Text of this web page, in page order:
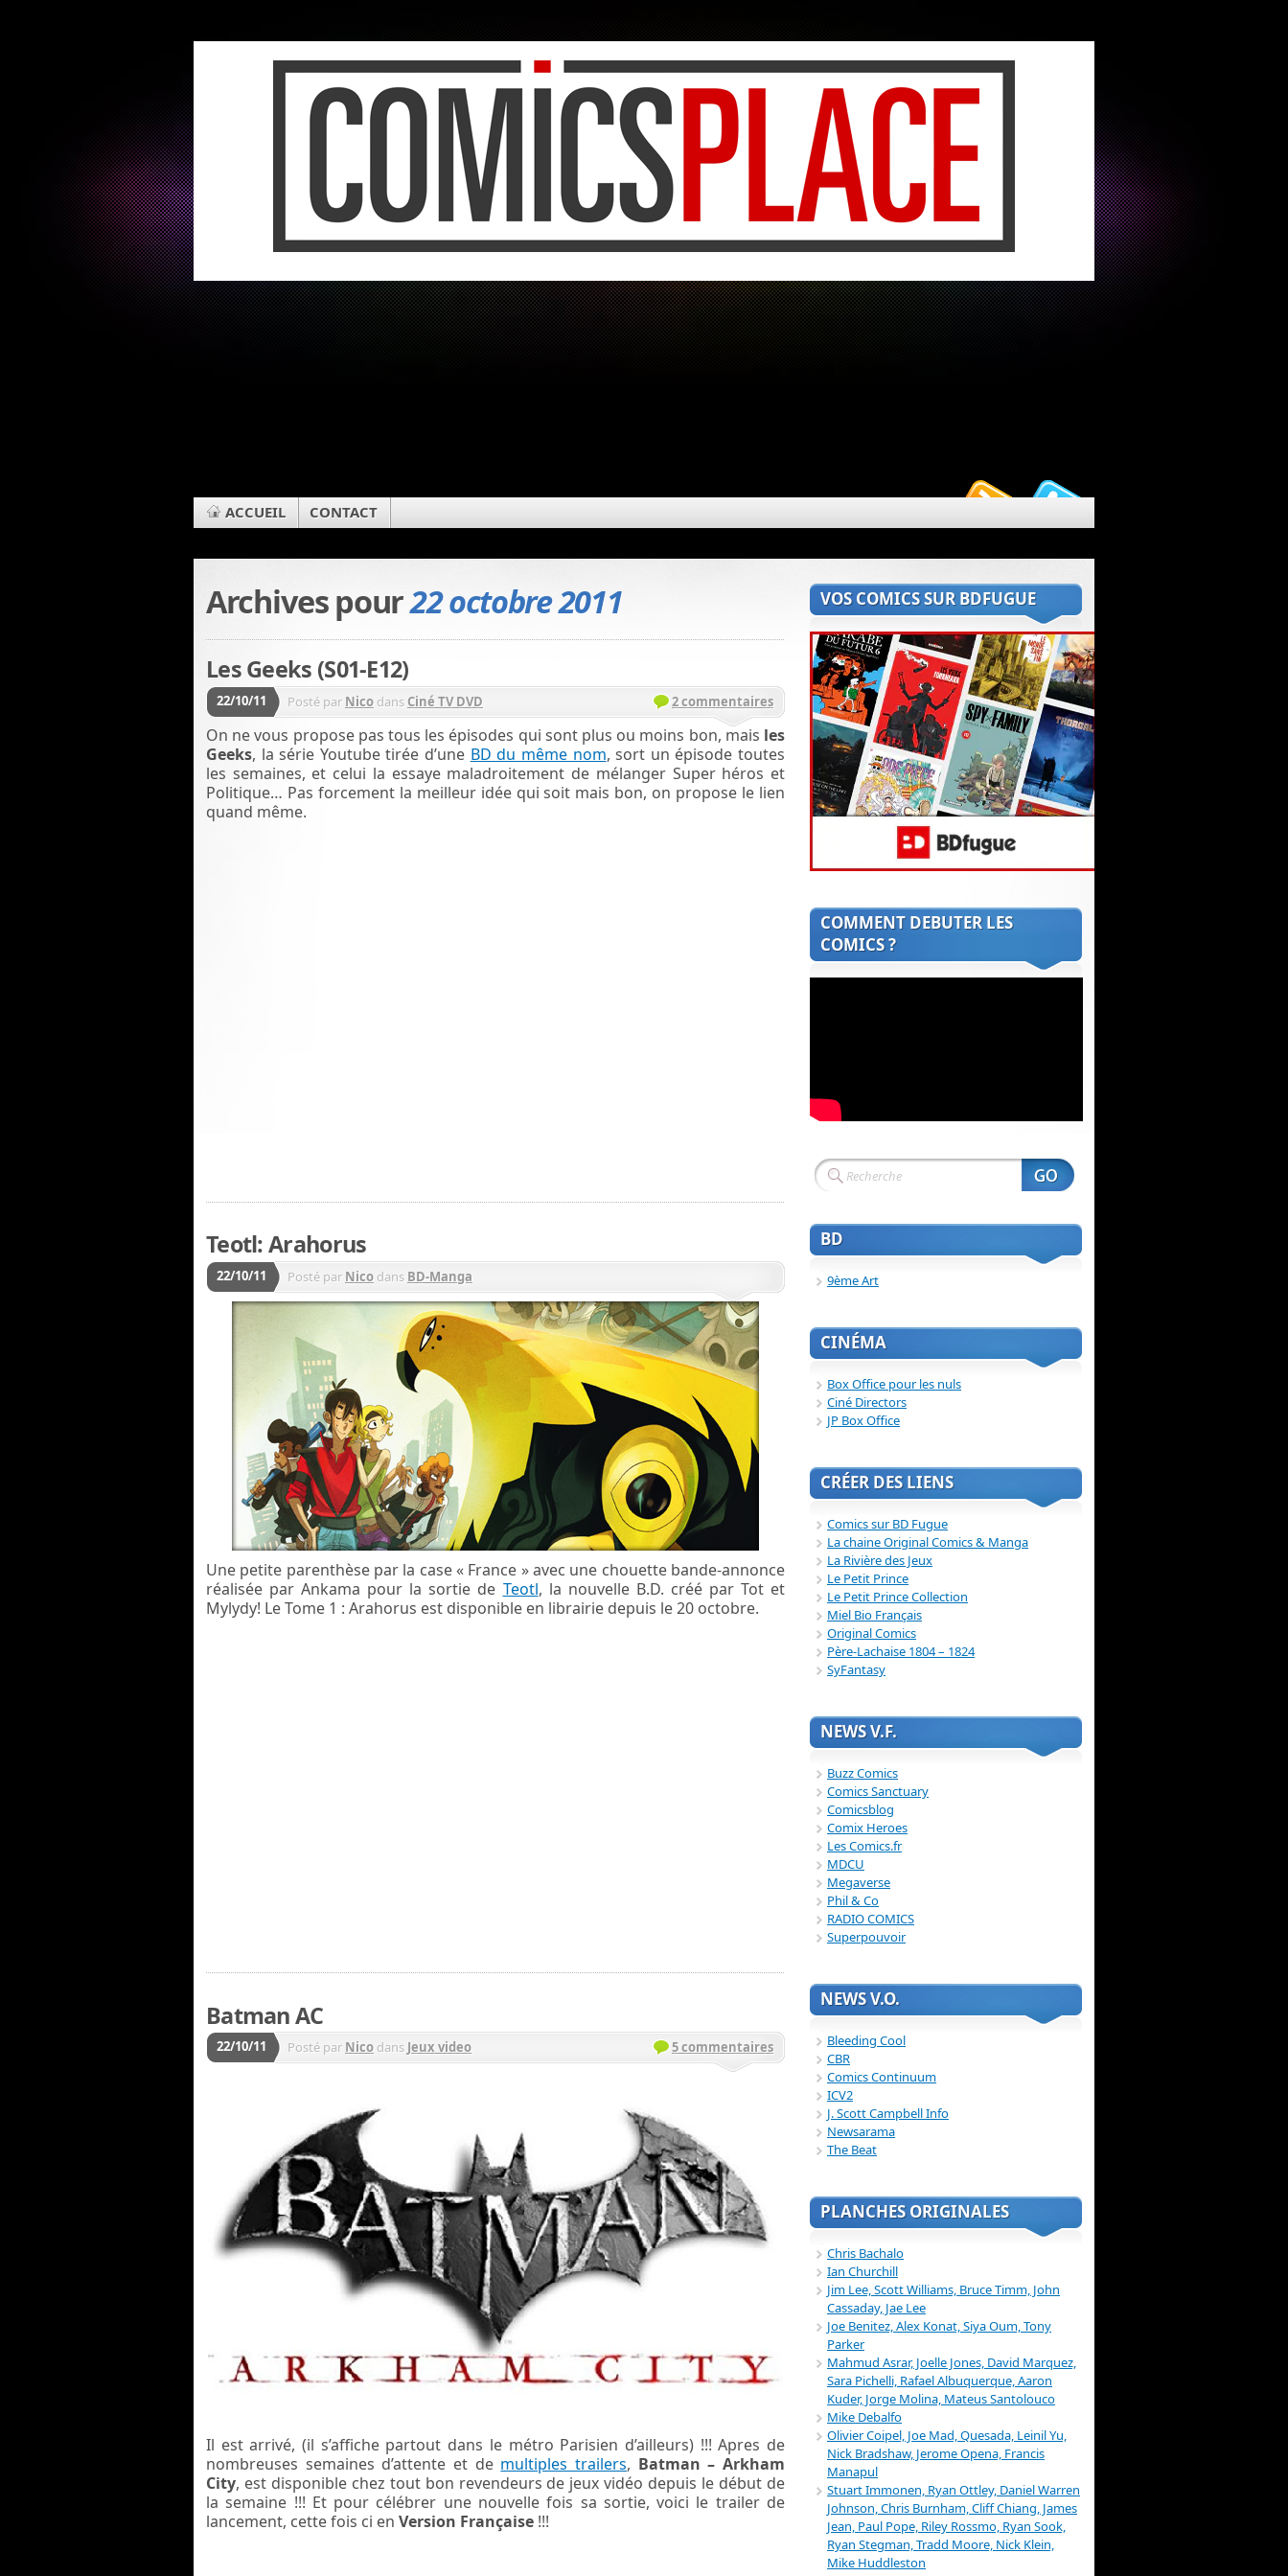
ACCUEIL CONTACT
Archives pour22 octobre 2011
Les Geeks (S01-E12)
22/10/11 Posté par Nico dans Ciné TV DVD 2 commentaires
On ne vous propose pas tous les épisodes qui sont plus ou moins bon, mais les
Geeks, la série Youtube tirée d’une BD du même nom, sort un épisode toutes
les semaines, et celui la essaye maladroitement de mélanger Super héros et
Politique… Pas forcement la meilleur idée qui soit mais bon, on propose le lien
quand même.
Teotl: Arahorus
22/10/11 Posté par Nico dans BD-Manga
Une petite parenthèse par la case « France » avec une chouette bande-annonce
réalisée par Ankama pour la sortie de Teotl, la nouvelle B.D. créé par Tot et
Mylydy! Le Tome 1 : Arahorus est disponible en librairie depuis le 20 octobre.
Batman AC
22/10/11 Posté par Nico dans Jeux video 5 commentaires
Il est arrivé, (il s’affiche partout dans le métro Parisien d’ailleurs) !!! Apres de
nombreuses semaines d’attente et de multiples trailers, Batman – Arkham
City, est disponible chez tout bon revendeurs de jeux vidéo depuis le début de
la semaine !!! Et pour célébrer une nouvelle fois sa sortie, voici le trailer de
lancement, cette fois ci en Version Française !!!
VOS COMICS SUR BDFUGUE
COMMENT DEBUTER LES
COMICS ?
BD
9ème Art
CINÉMA
Box Office pour les nuls
Ciné Directors
JP Box Office
CRÉER DES LIENS
Comics sur BD Fugue
La chaine Original Comics & Manga
La Rivière des Jeux
Le Petit Prince
Le Petit Prince Collection
Miel Bio Français
Original Comics
Père-Lachaise 1804 – 1824
SyFantasy
NEWS V.F.
Buzz Comics
Comics Sanctuary
Comicsblog
Comix Heroes
Les Comics.fr
MDCU
Megaverse
Phil & Co
RADIO COMICS
Superpouvoir
NEWS V.O.
Bleeding Cool
CBR
Comics Continuum
ICV2
J. Scott Campbell Info
Newsarama
The Beat
PLANCHES ORIGINALES
Chris Bachalo
Ian Churchill
Jim Lee, Scott Williams, Bruce Timm, John
Cassaday, Jae Lee
Joe Benitez, Alex Konat, Siya Oum, Tony
Parker
Mahmud Asrar, Joelle Jones, David Marquez,
Sara Pichelli, Rafael Albuquerque, Aaron
Kuder, Jorge Molina, Mateus Santolouco
Mike Debalfo
Olivier Coipel, Joe Mad, Quesada, Leinil Yu,
Nick Bradshaw, Jerome Opena, Francis
Manapul
Stuart Immonen, Ryan Ottley, Daniel Warren
Johnson, Chris Burnham, Cliff Chiang, James
Jean, Paul Pope, Riley Rossmo, Ryan Sook,
Ryan Stegman, Tradd Moore, Nick Klein,
Mike Huddleston